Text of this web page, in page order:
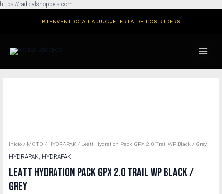
https://radicalshoppers.com
contenido
¡BIENVENIDO A LA JUGUETERIA DE LOS RIDERS!
MENU
Inicio / MOTO / HYDRAPAK / Leatt Hydration Pack GPX 2.0 Trail WP Black / Grey
HYDRAPAK HYDRAPAK
LEATT HYDRATION PACK GPX 2.0 TRAIL WP BLACK /
GREY